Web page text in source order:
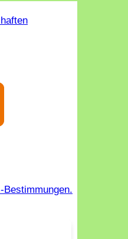
Bestimmungen.